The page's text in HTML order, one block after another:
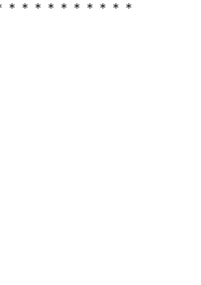
＊＊＊＊＊＊＊＊＊＊